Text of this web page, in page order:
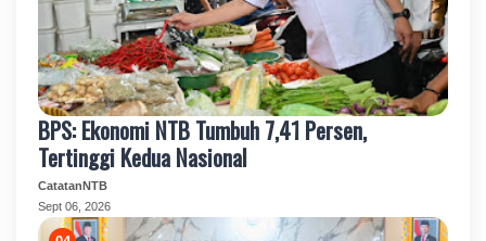
BPS: Ekonomi NTB Tumbuh 7,41 Persen,
Tertinggi Kedua Nasional
CatatanNTB
Sept 06, 2026